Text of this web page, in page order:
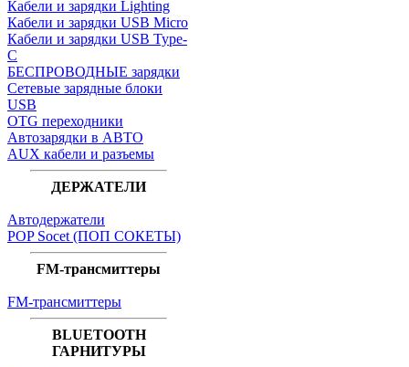
Кабели и зарядки Lighting
Кабели и зарядки USB Micro
Кабели и зарядки USB Type-
C
БЕСПРОВОДНЫЕ зарядки
Сетевые зарядные блоки
USB
OTG переходники
Автозарядки в АВТО
AUX кабели и разъемы
ДЕРЖАТЕЛИ
Автодержатели
POP Socet (ПОП СОКЕТЫ)
FM-трансмиттеры
FM-трансмиттеры
BLUETOOTH
ГАРНИТУРЫ